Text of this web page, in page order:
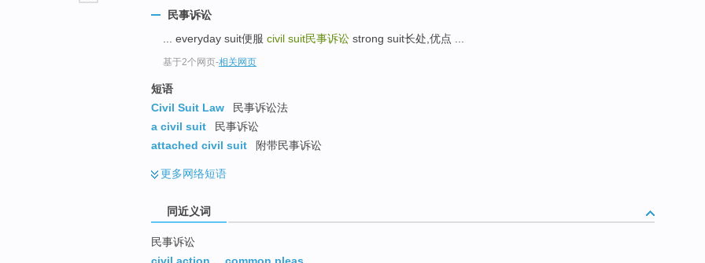
民事诉讼
... everyday suit便服 civil suit民事诉讼 strong suit长处,优点 ...
基于2个网页-相关网页
短语
Civil Suit Law
民事诉讼法
a civil suit
民事诉讼
attached civil suit
附带民事诉讼
更多网络短语
同近义词
民事诉讼